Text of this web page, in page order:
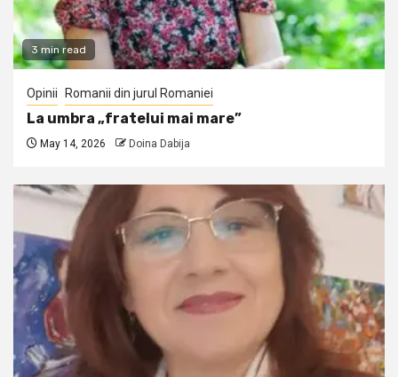
3 min read
Opinii Romanii din jurul Romaniei
La umbra „fratelui mai mare”
May 14, 2026 Doina Dabija